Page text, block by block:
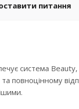
питання
система